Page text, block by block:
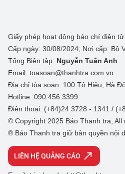
Giấy phép hoạt động báo chí điện
Cấp ngày: 30/08/2024; Nơi cấp: Bộ
Tổng Biên tập: Nguyễn Tuấn Anh
Email: toasoan@thanhtra.com.vn
Địa chỉ tòa soạn: 100 Tô Hiệu, Hà
Hotline: 090.456.3399
Điện thoại: (+84)24 3728 - 1341 /
© Copyright 2025 Báo Thanh tra, All
® Báo Thanh tra giữ bản quyền nội
LIÊN HỆ QUẢNG CÁO